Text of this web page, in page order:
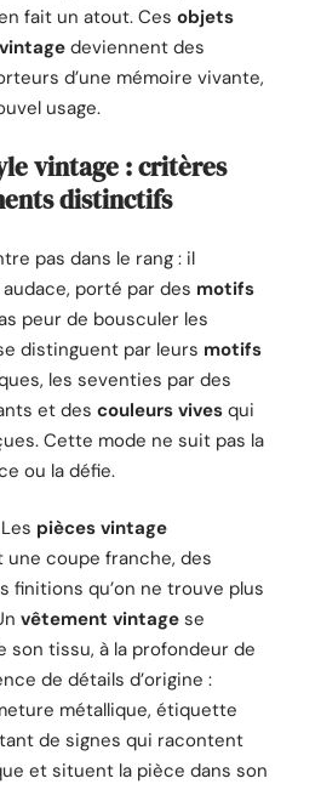
fait un atout. Ces objets
deviennent des
d’une mémoire vivante,
usage.
vintage : critères
distinctifs
pas dans le rang : il
porté par des motifs
peur de bousculer les
distinguent par leurs motifs
les seventies par des
et des couleurs vives qui
Cette mode ne suit pas la
ou la défie.
pièces vintage
une coupe franche, des
finitions qu’on ne trouve plus
vêtement vintage se
son tissu, à la profondeur de
de détails d’origine :
métallique, étiquette
de signes qui racontent
et situent la pièce dans son